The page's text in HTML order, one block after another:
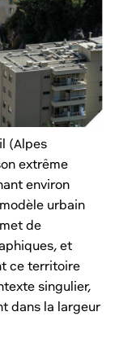
(Alpes
extrême
environ
urbain
de
et
ce territoire
singulier,
dans la largeur